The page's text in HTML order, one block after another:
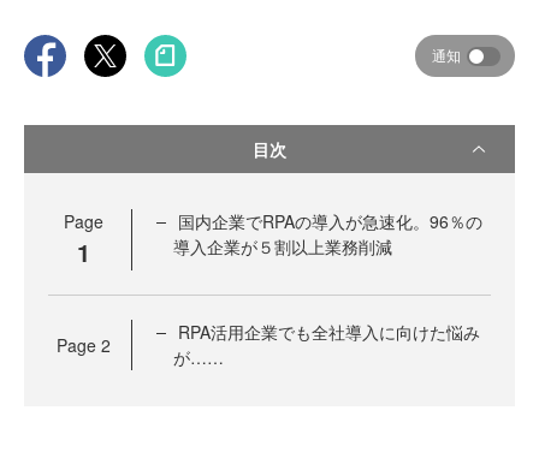
通知
目次
Page
1
国内企業でRPAの導入が急速化。96％の
導入企業が５割以上業務削減
Page 2
RPA活用企業でも全社導入に向けた悩み
が……